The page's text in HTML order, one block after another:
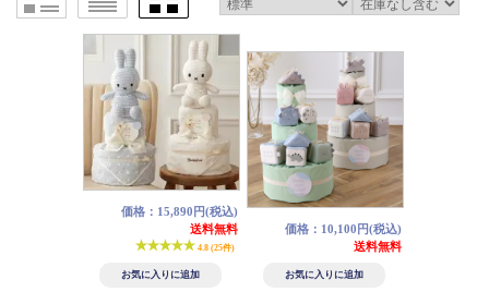
価格：15,890円(税込)
送料無料
4.8 (25件)
価格：10,100円(税込)
送料無料